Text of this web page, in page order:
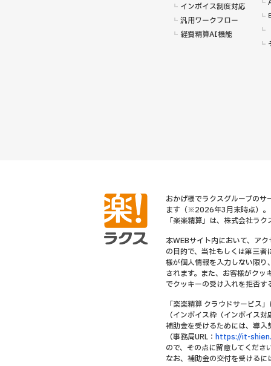
インボイス制度対応
汎用ワークフロー
経費精算AI機能
おかげ様でラクスグループの
ます（※2026年3月末時点）。
「楽楽精算」は、株式会社ラ
本WEBサイト内において、ア
の目的で、当社もしくは第三
様が個人情報を入力しない限
されます。また、お客様がク
でクッキーの受け入れを拒否
「楽楽精算 クラウドサービス
（インボイス枠（インボイス
補助金を受けるためには、導
（事務局URL： https://it-
ので、その点に留意してくださ
なお、補助金の交付を受ける